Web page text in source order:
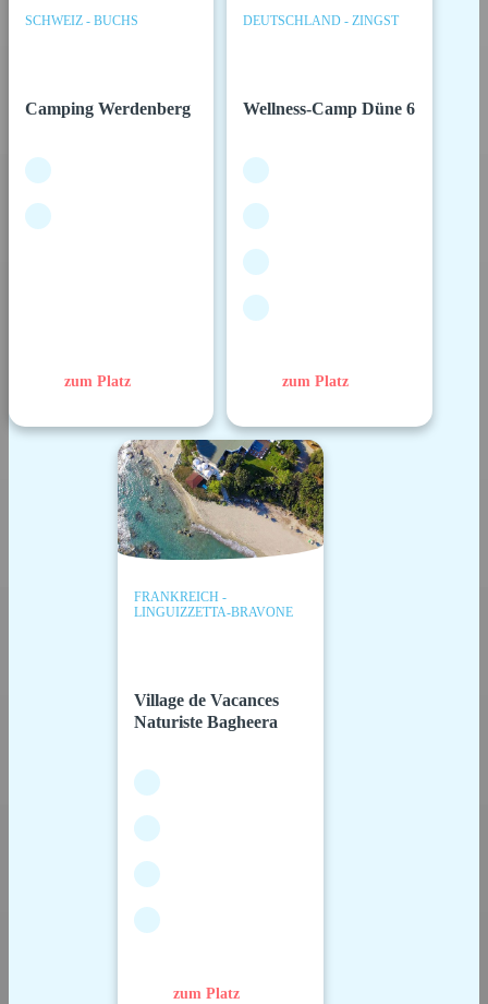
SCHWEIZ - BUCHS
Camping Werdenberg
zum Platz
DEUTSCHLAND - ZINGST
Wellness-Camp Düne 6
zum Platz
FRANKREICH -
LINGUIZZETTA-BRAVONE
Village de Vacances
Naturiste Bagheera
zum Platz